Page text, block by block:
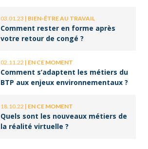
03.01.23 | BIEN-ÊTRE AU TRAVAIL
Comment rester en forme après
votre retour de congé ?
02.11.22 | EN CE MOMENT
Comment s’adaptent les métiers du
BTP aux enjeux environnementaux ?
18.10.22 | EN CE MOMENT
Quels sont les nouveaux métiers de
la réalité virtuelle ?